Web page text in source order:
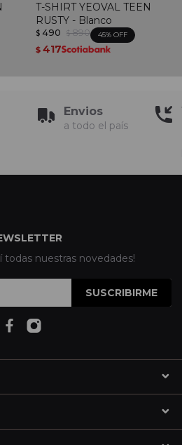
T-SHIRT YEOVAL TEEN
RUSTY - Blanco
$ 490 $ 890 45
$ 417
Envios
a todo el país
todas nuestras novedades!
SUSCRIBIRME